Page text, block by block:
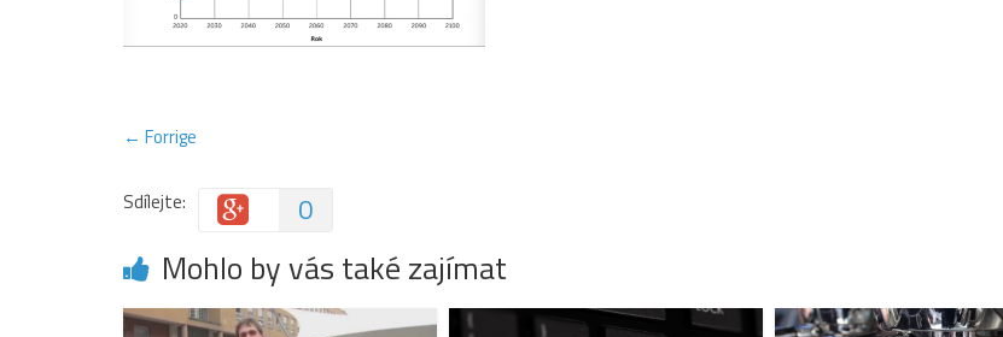
← Forrige
Sdílejte: 0
Mohlo by vás také zajímat